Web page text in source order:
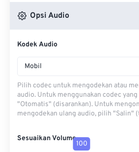
Opsi Audio
Kodek Audio
Mobil
Pilih codec untuk mengodekan atau
audio. Untuk menggunakan codec
"Otomatis" (disarankan). Untuk
mengodekan ulang audio, pilih "Salin"
Sesuaikan Volume
100